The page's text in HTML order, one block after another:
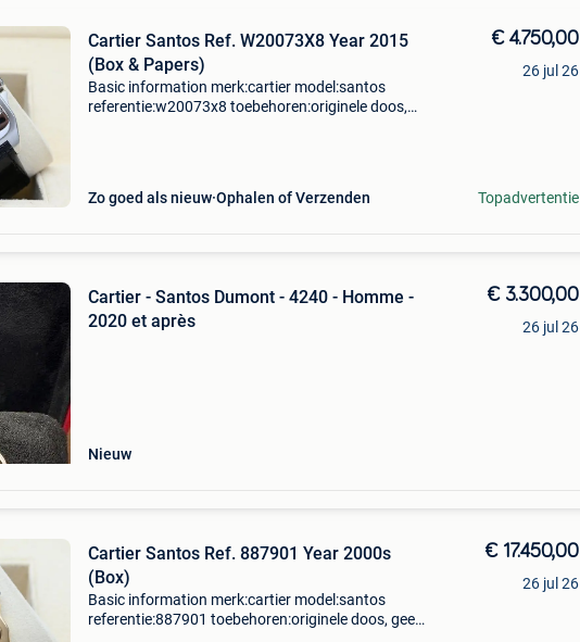
Cartier Santos Ref. W20073X8 Year 2015
(Box & Papers)
Basic information merk:cartier model:santos
referentie:w20073x8 toebehoren:originele doos,
Zo goed als nieuw Ophalen of Verzenden
€ 4.750,00
26 jul 26
Topadvertentie
Cartier - Santos Dumont - 4240 - Homme -
2020 et après
Nieuw
€ 3.300,00
26 jul 26
Cartier Santos Ref. 887901 Year 2000s
(Box)
Basic information merk:cartier model:santos
referentie:887901 toebehoren:originele doos, geen
€ 17.450,00
26 jul 26